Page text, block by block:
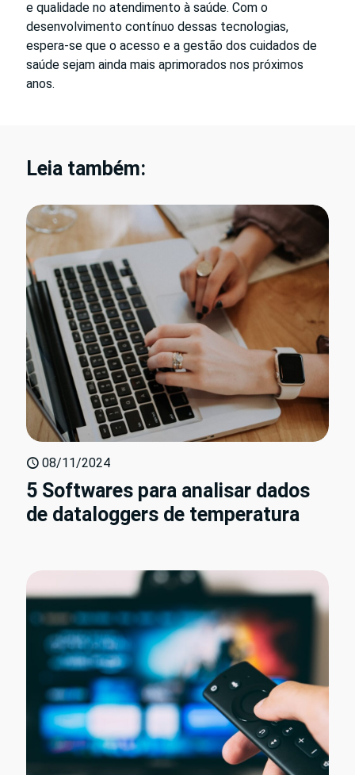
e qualidade no atendimento à saúde. Com o
desenvolvimento contínuo dessas tecnologias,
espera-se que o acesso e a gestão dos cuidados de
saúde sejam ainda mais aprimorados nos próximos
anos.
Leia também:
08/11/2024
5 Softwares para analisar dados
de dataloggers de temperatura